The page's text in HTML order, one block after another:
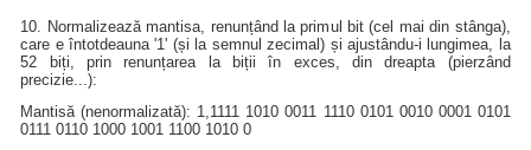
10. Normalizează mantisa, renunțând la primul bit (cel mai din stânga),
care e întotdeauna '1' (și la semnul zecimal) și ajustându-i lungimea, la
52 biți, prin renunțarea la biții în exces, din dreapta (pierzând
precizie...):
Mantisă (nenormalizată): 1,1111 1010 0011 1110 0101 0010 0001 0101
0111 0110 1000 1001 1100 1010 0